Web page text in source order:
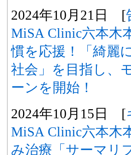
2024年10月21日 [
MiSA Clinic六本木
慣を応援！「綺麗
社会」を目指し、
ーンを開始！
2024年10月15日 [
MiSA Clinic六本木
み治療「サーマリ